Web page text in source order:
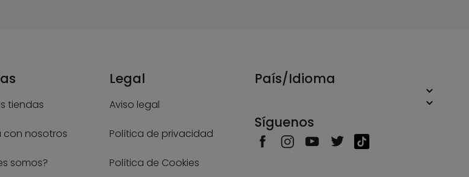
tiendas
con nosotros
somos?
Legal
Aviso legal
Política de privacidad
Política de Cookies
País/Idioma
Síguenos